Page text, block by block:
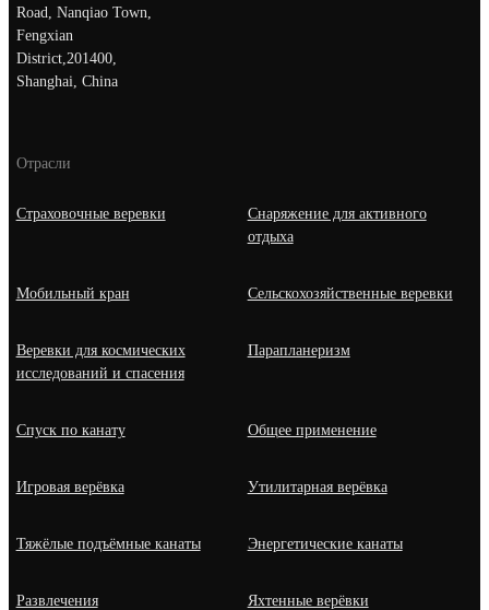
Road, Nanqiao Town,
Fengxian
District,201400,
Shanghai, China
Отрасли
Страховочные веревки
Снаряжение для активного
отдыха
Мобильный кран Сельскохозяйственные веревки
Веревки для космических
исследований и спасения
Парапланеризм
Спуск по канату Общее применение
Игровая верёвка Утилитарная верёвка
Тяжёлые подъёмные канаты Энергетические канаты
Развлечения Яхтенные верёвки